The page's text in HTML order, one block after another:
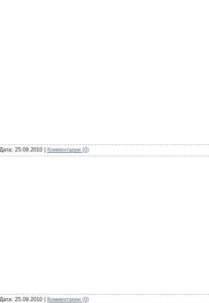
Дата: 25.09.2010 Комментарии (0)
Дата: 25.09.2010 Комментарии (0)